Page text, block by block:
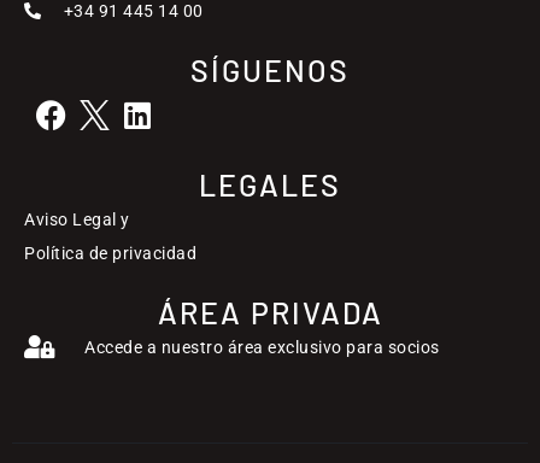
+34 91 445 14 00
SÍGUENOS
LEGALES
Aviso Legal y
Política de privacidad
ÁREA PRIVADA
Accede a nuestro área exclusivo para socios